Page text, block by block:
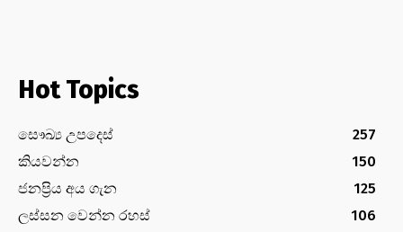
Hot Topics
සෞඛ්‍ය උපදෙස්
257
කියවන්න
150
ජනප්‍රිය අය ගැන
125
ලස්සන වෙන්න රහස්
106